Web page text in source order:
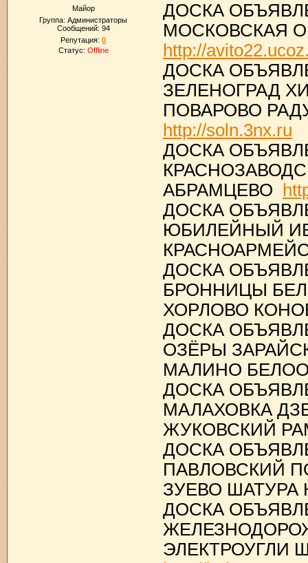
Майор
Группа: Администраторы
Сообщений: 94
Репутация:0
Статус: Offline
ДОСКА
МОСКОВСКАЯ
http://
ДОСКА
ЗЕЛЕНОГРАД
ПОВАРОВО
http://soln.3nx.ru
ДОСКА
АБРАМЦЕВО
ДОСКА
ЮБИЛЕЙНЫЙ
ДОСКА
БРОННИЦЫ
ХОРЛОВО
ДОСКА
ОЗЁРЫ
МАЛИНО
ДОСКА
МАЛАХОВКА
ЖУКОВСКИЙ
ДОСКА
ПАВЛОВСКИЙ
ЗУЕВО
ДОСКА
ЭЛЕКТРОУГЛИ